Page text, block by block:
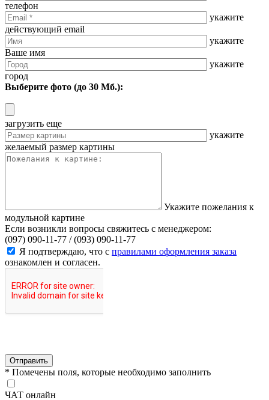
телефон
укажите
действующий email
укажите
Ваше имя
укажите
город
Выберите фото (до 30 Мб.):
загрузить еще
укажите
желаемый размер картины
Укажите пожелания к
модульной картине
Если возникли вопросы свяжитесь с менеджером:
(097) 090-11-77 /(093) 090-11-77
Я подтверждаю, что с правилами оформления заказа
ознакомлен и согласен.
Отправить
* Помечены поля, которые необходимо заполнить
ЧАТ онлайн